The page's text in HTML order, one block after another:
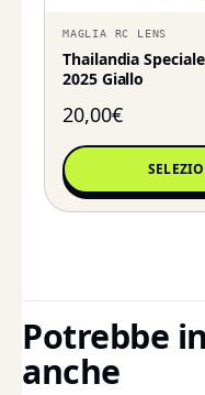
MAGLIA RC LENS
Thailandia
2025 Giallo
20,00€
Potrebbe
anche